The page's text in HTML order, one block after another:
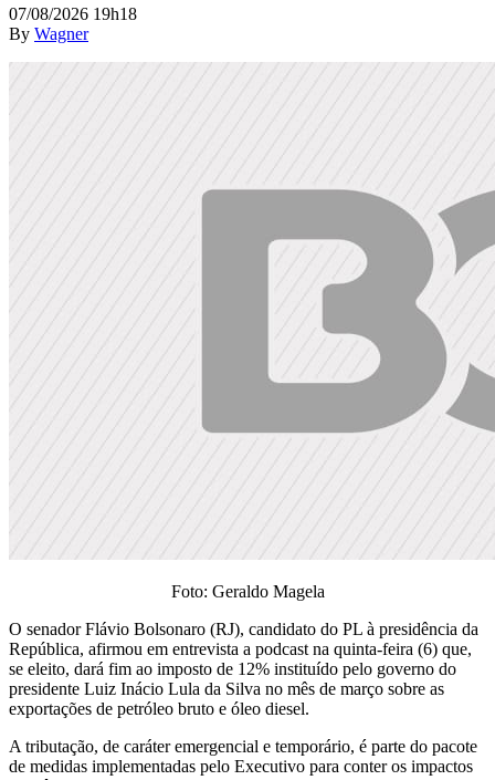
07/08/2026 19h18
By Wagner
Foto: Geraldo Magela
O senador Flávio Bolsonaro (RJ), candidato do PL à presidência da
República, afirmou em entrevista a podcast na quinta-feira (6) que,
se eleito, dará fim ao imposto de 12% instituído pelo governo do
presidente Luiz Inácio Lula da Silva no mês de março sobre as
exportações de petróleo bruto e óleo diesel.
A tributação, de caráter emergencial e temporário, é parte do pacote
de medidas implementadas pelo Executivo para conter os impactos